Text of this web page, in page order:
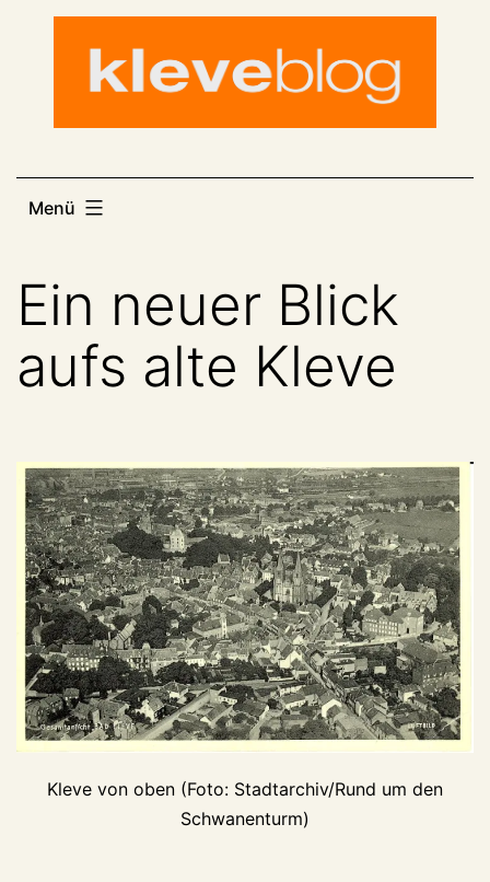
Menü
Ein neuer Blick
aufs alte Kleve
Kleve von oben (Foto: Stadtarchiv/Rund um den
Schwanenturm)